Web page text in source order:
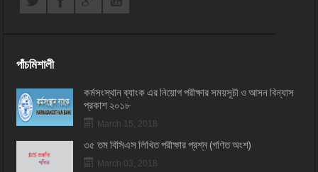
পাঁচমিশালী
কর্মসংস্থান ব্যাংক এর নিয়োগ পরীক্ষার সময়সূচী ও আসন বিন্যাস
প্রকাশ ২০১৮
March 15, 2018
৩৫ তম বিসিএস লিখিত পরীক্ষার প্রশ্ন (গণিত অংশ)
March 03, 2018